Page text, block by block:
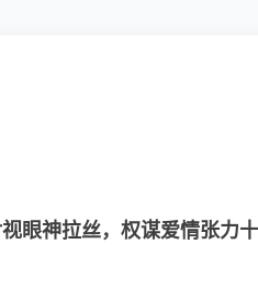
眼神拉丝，权谋爱情张力十